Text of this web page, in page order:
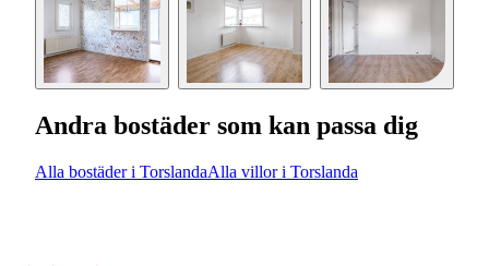
Andra bostäder som kan passa dig
Alla bostäder i TorslandaAlla villor i Torslanda